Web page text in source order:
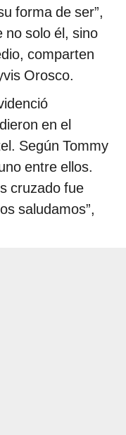
forma de ser”,
no solo él, sino
comparten
Orosco.
en el
Según Tommy
entre ellos.
cruzado fue
saludamos”,